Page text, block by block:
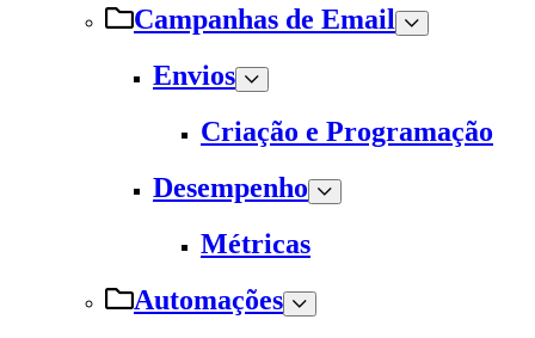
Campanhas de Email
Envios
Criação e Programação
Desempenho
Métricas
Automações